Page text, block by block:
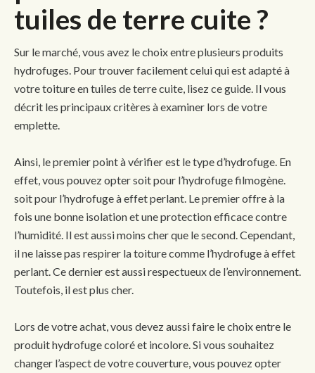
tuiles de terre cuite ?
Sur le marché, vous avez le choix entre plusieurs produits
hydrofuges. Pour trouver facilement celui qui est adapté à
votre toiture en tuiles de terre cuite, lisez ce guide. Il vous
décrit les principaux critères à examiner lors de votre
emplette.
Ainsi, le premier point à vérifier est le type d’hydrofuge. En
effet, vous pouvez opter soit pour l’hydrofuge filmogène.
soit pour l’hydrofuge à effet perlant. Le premier offre à la
fois une bonne isolation et une protection efficace contre
l’humidité. Il est aussi moins cher que le second. Cependant,
il ne laisse pas respirer la toiture comme l’hydrofuge à effet
perlant. Ce dernier est aussi respectueux de l’environnement.
Toutefois, il est plus cher.
Lors de votre achat, vous devez aussi faire le choix entre le
produit hydrofuge coloré et incolore. Si vous souhaitez
changer l’aspect de votre couverture, vous pouvez opter